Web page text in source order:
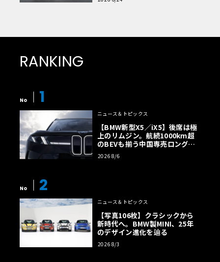
RANKING
No 1
ニュース＆トピックス
【BMW新型X5／iX5】後席は極
上のリムジン。航続1000km超
のBEVも揃う中国専売ロング仕
様の全貌
2026 8/6
No 2
ニュース＆トピックス
【写真106枚】クラシックから
新時代へ。BMW製MINI、25年
のデザイン進化を辿る
2026 8/3